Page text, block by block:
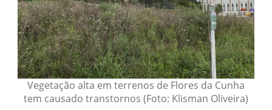
Vegetação alta em terrenos de Flores da Cunha
tem causado transtornos (Foto: Klisman Oliveira)